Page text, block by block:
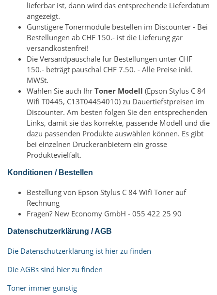
lieferbar ist, dann wird das entsprechende Lieferdatum
angezeigt.
Günstigere Tonermodule bestellen im Discounter - Bei
Bestellungen ab CHF 150.- ist die Lieferung gar
versandkostenfrei!
Die Versandpauschale für Bestellungen unter CHF
150.- beträgt pauschal CHF 7.50. - Alle Preise inkl.
MWSt.
Wählen Sie auch Ihr Toner Modell (Epson Stylus C 84
Wifi T0445, C13T04454010) zu Dauertiefstpreisen im
Discounter. Am besten folgen Sie den entsprechenden
Links, damit sie das korrekte, passende Modell und die
dazu passenden Produkte auswählen können. Es gibt
bei einzelnen Druckeranbietern ein grosse
Produktevielfalt.
Konditionen / Bestellen
Bestellung von Epson Stylus C 84 Wifi Toner auf
Rechnung
Fragen? New Economy GmbH - 055 422 25 90
Datenschutzerklärung / AGB
Die Datenschutzerklärung ist hier zu finden
Die AGBs sind hier zu finden
Toner immer günstig